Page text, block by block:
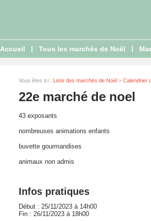
Accueil | Tous les marchés de Noël |
Vous êtes ici : Liste des marchés de Noël > Calendrier
22e marché de noel
43 exposants
nombreuses animations enfants
buvette gourmandises
animaux non admis
Infos pratiques
Début : 25/11/2023 à 14h00
Fin : 26/11/2023 à 18h00